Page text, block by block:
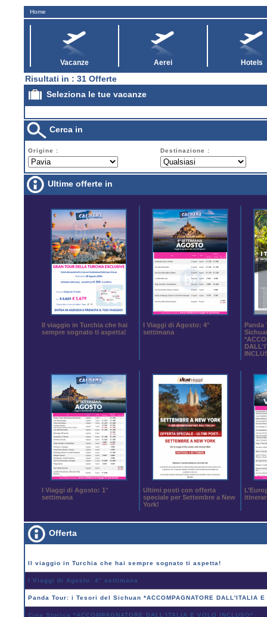
Home
Vacanze Aerei Hotels
Risultati in : 31 Offerte
Seleziona le tue vacanze
Cerca in
Origine : Destinazione :
Ultime offerte in
Il viaggio in Turchia che hai
sempre sognato ti aspetta!
I Viaggi di Agosto: 4°
settimana
Panda
I Viaggi di Agosto: 1°
settimana
Ultimi posti con offerta
speciale per Settembre a New
York!
Offerta
Il viaggio in Turchia che hai sempre sognato ti aspetta!
I Viaggi di Agosto: 4° settimana
Panda Tour: i Tesori del Sichuan *ACCOMPAGNATORE DALL'ITALIA E
Cina Storica *ACCOMPAGNATORE DALL'ITALIA E VOLO INCLUSO*